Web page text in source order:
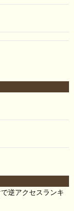
逆アクセスランキ